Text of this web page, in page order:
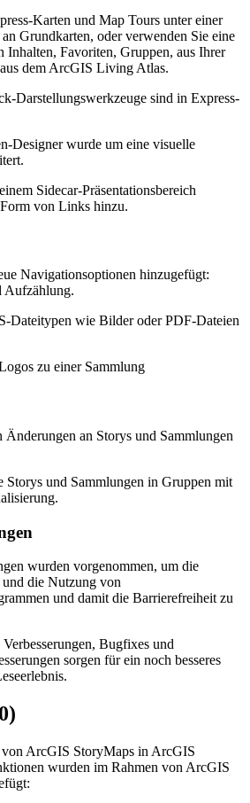
Karten und Map Tours unter einer
Grundkarten, oder verwenden Sie eine
Inhalten, Favoriten, Gruppen, aus Ihrer
dem ArcGIS Living Atlas.
Darstellungswerkzeuge sind in Express-
Designer wurde um eine visuelle
Sidecar-Präsentationsbereich
von Links hinzu.
Navigationsoptionen hinzugefügt:
Aufzählung.
Dateitypen wie Bilder oder PDF-Dateien
zu einer Sammlung
an Storys und Sammlungen
Storys und Sammlungen in Gruppen mit
wurden vorgenommen, um die
die Nutzung von
und damit die Barrierefreiheit zu
Bugfixes und
sorgen für ein noch besseres
von ArcGIS StoryMaps in ArcGIS
wurden im Rahmen von ArcGIS